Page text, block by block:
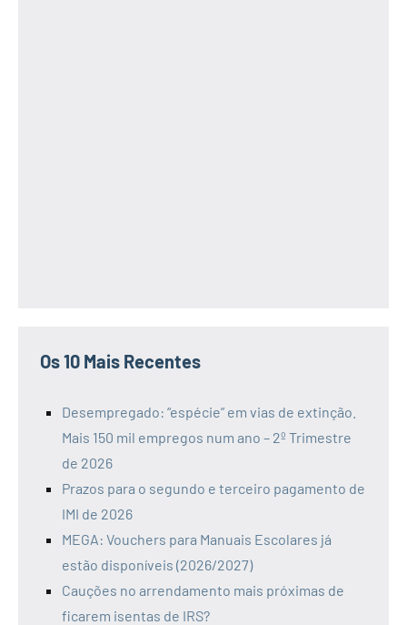
Os 10 Mais Recentes
Desempregado: “espécie” em vias de extinção.
Mais 150 mil empregos num ano – 2º Trimestre
de 2026
Prazos para o segundo e terceiro pagamento de
IMI de 2026
MEGA: Vouchers para Manuais Escolares já
estão disponíveis (2026/2027)
Cauções no arrendamento mais próximas de
ficarem isentas de IRS?